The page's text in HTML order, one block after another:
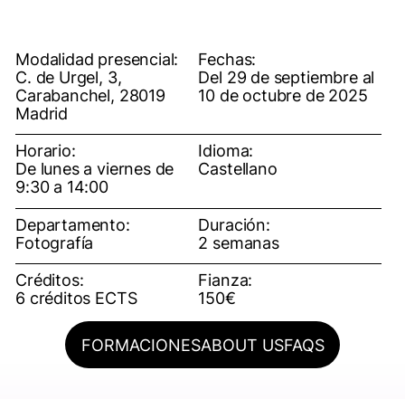
FORMACIONESABOUT USFAQS
Modalidad presencial:
C. de Urgel, 3,
Carabanchel, 28019
Madrid
Fechas:
Del 29 de septiembre al
10 de octubre de 2025
Horario:
De lunes a viernes de
9:30 a 14:00
Idioma:
Castellano
Departamento:
Fotografía
Duración:
2 semanas
Créditos:
6 créditos ECTS
Fianza:
150€